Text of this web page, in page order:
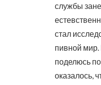
службы
стал
пивной мир.
поделюсь
оказалось,